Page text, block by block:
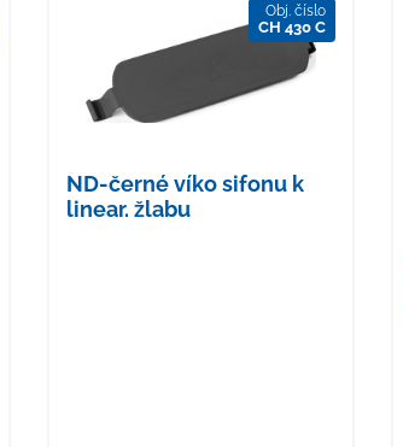
Obj. číslo
CH 430 C
ND-černé víko sifonu k
linear. žlabu